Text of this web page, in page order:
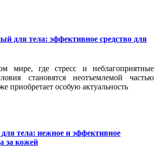
для тела: эффективное средство для
мире, где стресс и неблагоприятные
становятся неотъемлемой частью
приобретает особую актуальность
тела: нежное и эффективное
за кожей